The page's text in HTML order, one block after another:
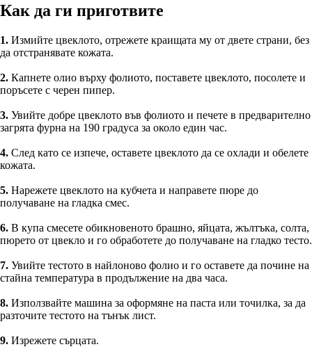
Как да ги приготвите
1. Измийте цвеклото, отрежете краищата му от двете страни, без
да отстранявате кожата.
2. Капнете олио върху фолиото, поставете цвеклото, посолете и
поръсете с черен пипер.
3. Увийте добре цвеклото във фолиото и печете в предварително
загрята фурна на 190 градуса за около един час.
4. След като се изпече, оставете цвеклото да се охлади и обелете
кожата.
5. Нарежете цвеклото на кубчета и направете пюре до
получаване на гладка смес.
6. В купа смесете обикновеното брашно, яйцата, жълтъка, солта,
пюрето от цвекло и го обработете до получаване на гладко тесто.
7. Увийте тестото в найлоново фолио и го оставете да почине на
стайна температура в продължение на два часа.
8. Използвайте машина за оформяне на паста или точилка, за да
разточите тестото на тънък лист.
9. Изрежете сърцата.